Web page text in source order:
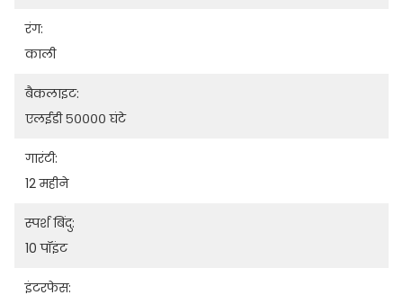
रंग:
काली
बैकलाइट:
एलईडी ५०००० घंटे
गारंटी:
12 महीने
स्पर्श बिंदु:
10 पॉइंट
इंटरफेस: